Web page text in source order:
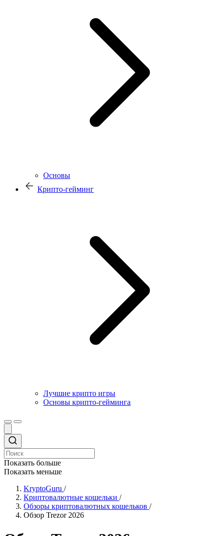
Основы
Крипто-гейминг
Лучшие крипто игры
Основы крипто-гейминга
Показать больше
Показать меньше
KryptoGuru /
Криптовалютные кошельки /
Обзоры криптовалютных кошельков /
Обзор Trezor 2026